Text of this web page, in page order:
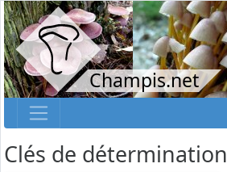
Champis.net
Clés de détermination